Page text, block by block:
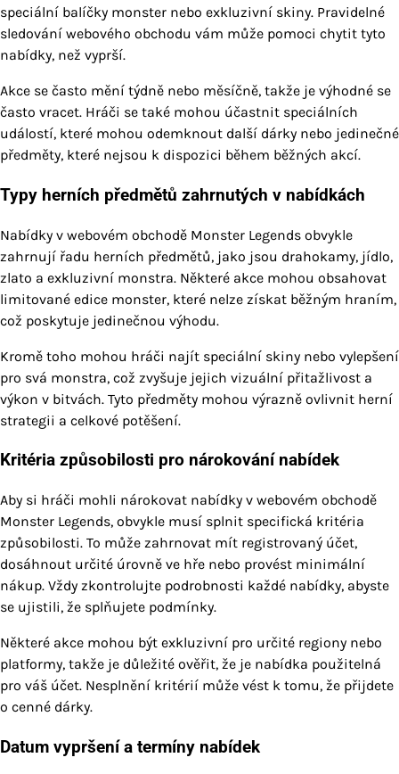
speciální balíčky monster nebo exkluzivní skiny. Pravidelné
sledování webového obchodu vám může pomoci chytit tyto
nabídky, než vyprší.
Akce se často mění týdně nebo měsíčně, takže je výhodné se
často vracet. Hráči se také mohou účastnit speciálních
událostí, které mohou odemknout další dárky nebo jedinečné
předměty, které nejsou k dispozici během běžných akcí.
Typy herních předmětů zahrnutých v nabídkách
Nabídky v webovém obchodě Monster Legends obvykle
zahrnují řadu herních předmětů, jako jsou drahokamy, jídlo,
zlato a exkluzivní monstra. Některé akce mohou obsahovat
limitované edice monster, které nelze získat běžným hraním,
což poskytuje jedinečnou výhodu.
Kromě toho mohou hráči najít speciální skiny nebo vylepšení
pro svá monstra, což zvyšuje jejich vizuální přitažlivost a
výkon v bitvách. Tyto předměty mohou výrazně ovlivnit herní
strategii a celkové potěšení.
Kritéria způsobilosti pro nárokování nabídek
Aby si hráči mohli nárokovat nabídky v webovém obchodě
Monster Legends, obvykle musí splnit specifická kritéria
způsobilosti. To může zahrnovat mít registrovaný účet,
dosáhnout určité úrovně ve hře nebo provést minimální
nákup. Vždy zkontrolujte podrobnosti každé nabídky, abyste
se ujistili, že splňujete podmínky.
Některé akce mohou být exkluzivní pro určité regiony nebo
platformy, takže je důležité ověřit, že je nabídka použitelná
pro váš účet. Nesplnění kritérií může vést k tomu, že přijdete
o cenné dárky.
Datum vypršení a termíny nabídek